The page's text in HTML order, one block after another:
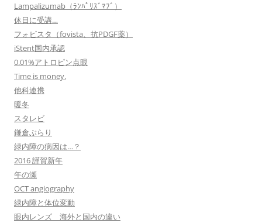
Lampalizumab（ﾗﾝﾊﾟﾘｽﾞﾏﾌﾞ）
休日に受講…
フォビスタ（fovista、抗PDGF薬）
iStent国内承認
0.01%アトロピン点眼
Time is money.
他科連携
暖冬
スタレビ
鎌倉ぶらり
緑内障の病因は…？
2016 謹賀新年
年の瀬
OCT angiography
緑内障と体位変動
眼内レンズ 海外と国内の違い